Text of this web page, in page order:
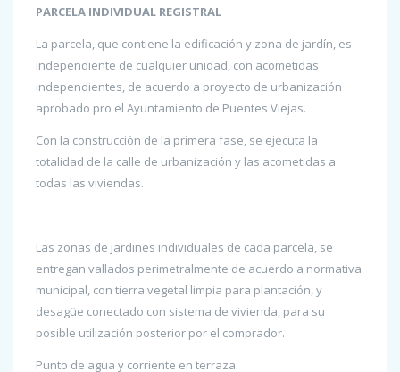
PARCELA INDIVIDUAL REGISTRAL
La parcela, que contiene la edificación y zona de jardín, es
independiente de cualquier unidad, con acometidas
independientes, de acuerdo a proyecto de urbanización
aprobado pro el Ayuntamiento de Puentes Viejas.
Con la construcción de la primera fase, se ejecuta la
totalidad de la calle de urbanización y las acometidas a
todas las viviendas.
Las zonas de jardines individuales de cada parcela, se
entregan vallados perimetralmente de acuerdo a normativa
municipal, con tierra vegetal limpia para plantación, y
desagüe conectado con sistema de vivienda, para su
posible utilización posterior por el comprador.
Punto de agua y corriente en terraza.